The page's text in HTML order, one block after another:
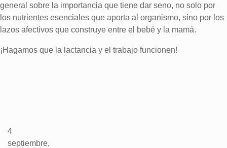
general sobre la importancia que tiene dar seno, no solo por
los nutrientes esenciales que aporta al organismo, sino por los
lazos afectivos que construye entre el bebé y la mamá.
¡Hagamos que la lactancia y el trabajo funcionen!
4
septiembre,